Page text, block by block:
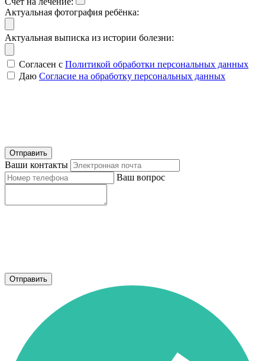
Актуальная фотография ребёнка:
Актуальная выписка из истории болезни:
Согласен с Политикой обработки персональных данных
Даю Согласие на обработку персональных данных
Отправить
Ваши контакты
Ваш вопрос
Отправить